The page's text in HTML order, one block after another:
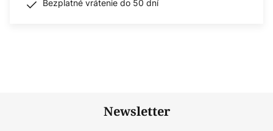
Bezplatné vrátenie do 50 dní
Newsletter